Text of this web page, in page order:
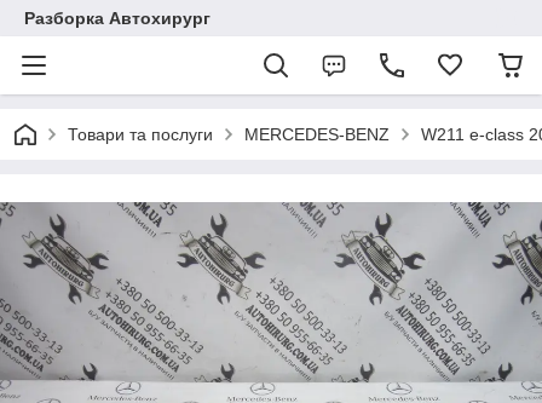
Разборка Автохирург
Товари та послуги MERCEDES-BENZ W211 e-class